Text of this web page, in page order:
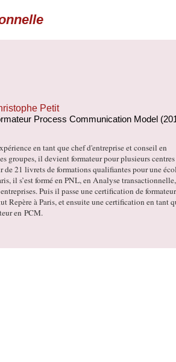
Petit
Process Communication Model
en tant que chef d'entreprise et conseil en
groupes, il devient formateur pour plusieurs
de 21 livrets de formations qualifiantes pour une
il s’est formé en PNL, en Analyse
Puis il passe une certification de formateur
Repère à Paris, et ensuite une certification en tant
en PCM.